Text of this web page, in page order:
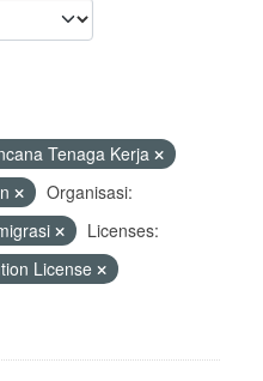
Tenaga Kerja
Organisasi:
Licenses:
License